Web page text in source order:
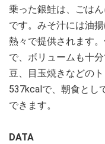
乗った銀鮭は、ごは
です。みそ汁には油
熱々で提供されます
で、ボリュームも十
豆、目玉焼きなどの
537kcalで、朝食とし
できます。
DATA